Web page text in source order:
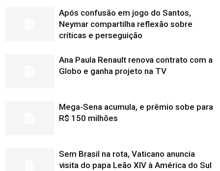
Após confusão em jogo do Santos,
Neymar compartilha reflexão sobre
críticas e perseguição
Ana Paula Renault renova contrato com a
Globo e ganha projeto na TV
Mega-Sena acumula, e prêmio sobe para
R$ 150 milhões
Sem Brasil na rota, Vaticano anuncia
visita do papa Leão XIV à América do Sul